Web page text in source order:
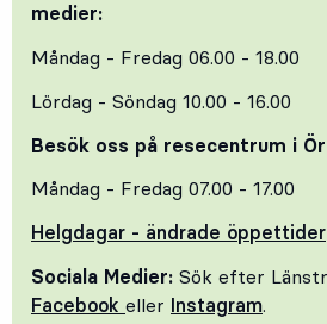
medier:
Måndag - Fredag 06.00 - 18.00
Lördag - Söndag 10.00 - 16.00
Besök oss på resecentrum i
Måndag - Fredag 07.00 - 17.00
Helgdagar - ändrade öppettider
Sociala Medier: Sök efter
Facebook eller Instagram.